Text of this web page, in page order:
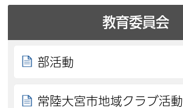
教育委員会
部活動
常陸大宮市地域クラブ活動